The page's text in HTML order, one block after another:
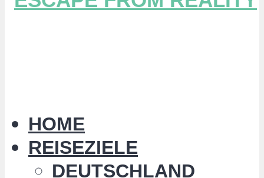
HOME
REISEZIELE
DEUTSCHLAND